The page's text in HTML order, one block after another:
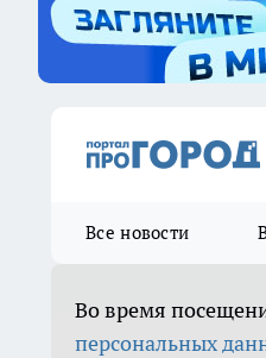
Все новости
Во время
персональных